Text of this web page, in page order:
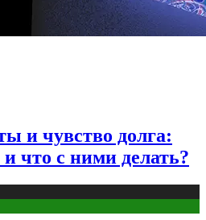
и чувство долга:
что с ними делать?